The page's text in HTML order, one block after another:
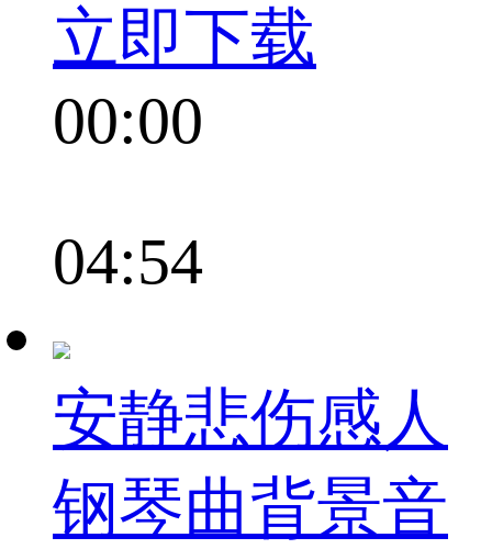
立即下载
00:00
04:54
安静悲伤感人
钢琴曲背景音